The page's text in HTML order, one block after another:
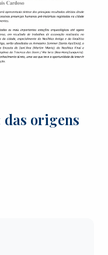
origens